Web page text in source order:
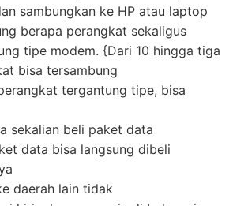
sambungkan ke HP atau laptop
berapa perangkat sekaligus
tipe modem. {Dari 10 hingga tiga
bisa tersambung
tergantung tipe, bisa
sekalian beli paket data
data bisa langsung dibeli
daerah lain tidak